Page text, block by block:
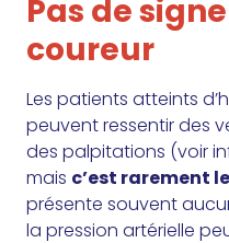
Pas de
coureur
Les patients atteints
peuvent ressentir des
des palpitations (voir
mais c’est rarement
présente souvent
la pression artérielle